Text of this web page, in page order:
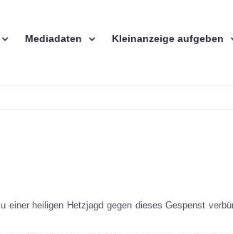
Mediadaten Kleinanzeige aufgeben
heiligen Hetzjagd gegen dieses Gespenst